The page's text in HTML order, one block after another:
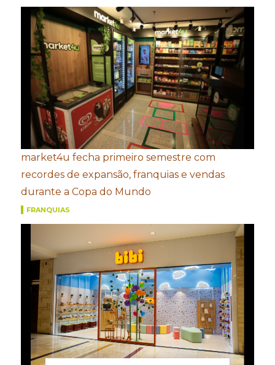
market4u fecha primeiro semestre com
recordes de expansão, franquias e vendas
durante a Copa do Mundo
FRANQUIAS